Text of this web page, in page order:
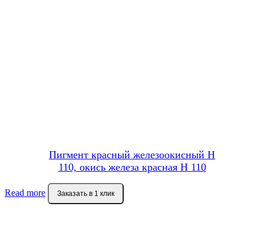
Пигмент красный железоокисный H
110, окись железа красная Н 110
Read more Заказать в 1 клик